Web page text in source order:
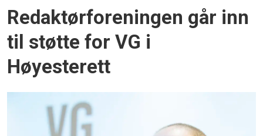
Redaktørforeningen går inn
til støtte for VG i
Høyesterett